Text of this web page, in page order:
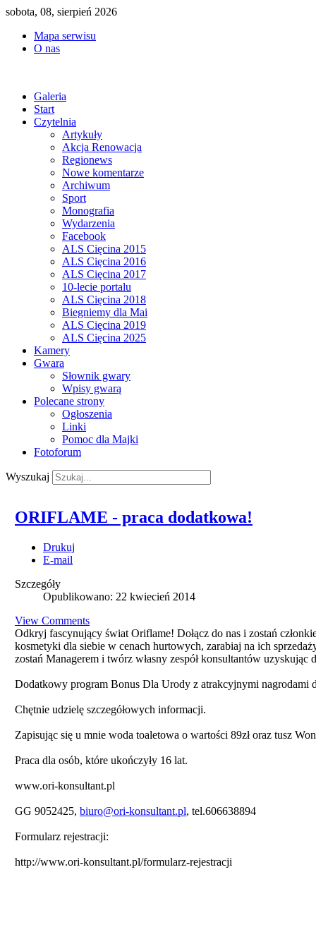
sobota, 08, sierpień 2026
Mapa serwisu
O nas
Galeria
Start
Czytelnia
Artykuły
Akcja Renowacja
Regionews
Nowe komentarze
Archiwum
Sport
Monografia
Wydarzenia
Facebook
ALS Cięcina 2015
ALS Cięcina 2016
ALS Cięcina 2017
10-lecie portalu
ALS Cięcina 2018
Biegniemy dla Mai
ALS Cięcina 2019
ALS Cięcina 2025
Kamery
Gwara
Słownik gwary
Wpisy gwarą
Polecane strony
Ogłoszenia
Linki
Pomoc dla Majki
Fotoforum
Wyszukaj
ORIFLAME - praca dodatkowa!
Drukuj
E-mail
Szczegóły
Opublikowano: 22 kwiecień 2014
View Comments
Odkryj fascynujący świat Oriflame! Dołącz do nas i zostań
kosmetyki dla siebie w cenach hurtowych, zarabiaj na ich
zostań Managerem i twórz własny zespół konsultantów uzyskując
Dodatkowy program Bonus Dla Urody z atrakcyjnymi nagrodami
Chętnie udzielę szczegółowych informacji.
Zapisując się u mnie woda toaletowa o wartości 89zł oraz tusz
Praca dla osób, które ukończyły 16 lat.
www.ori-konsultant.pl
GG 9052425, biuro@ori-konsultant.pl, tel.606638894
Formularz rejestracji:
http://www.ori-konsultant.pl/formularz-rejestracji